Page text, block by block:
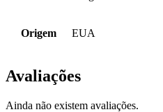
Origem EUA
Avaliações
Ainda não existem avaliações.